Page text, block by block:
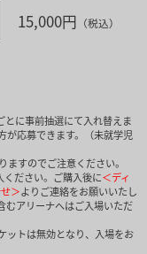
15,000円 （税込）
とに事前抽選にて入れ替えま
が応募できます。（未就学児
すのでご注意ください。
ださい。ご購入後に＜ディ
＞よりご連絡をお願いいたし
むアリーナへはご入場いただ
ットは無効となり、入場をお